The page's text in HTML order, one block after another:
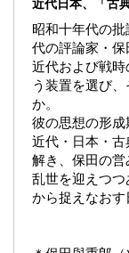
近代日本、「古
昭和十年代の
代の評論家・保
近代および戦
う装置を選び
か。
彼の思想の形
近代・日本・
解き、保田の営
乱世を迎えつ
から捉えなおす